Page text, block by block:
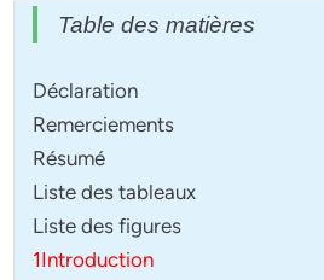
Table des matières
Déclaration
Remerciements
Résumé
Liste des tableaux
Liste des figures
1Introduction